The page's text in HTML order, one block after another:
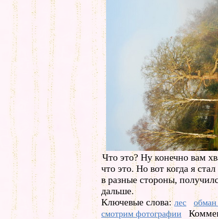
Что это? Ну конечно вам
что это. Но вот когда я
в разные стороны,
дальше.
Ключевые слова:лес
обман
смотрим фотографии